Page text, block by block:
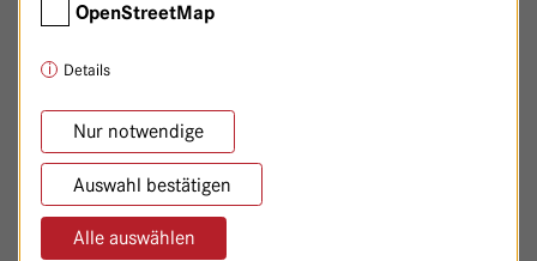
Gesellschaft Anthroposophischer Ärzte in Deutschland
Berliner Diabetesgesellschaft (BDG)
European Society of Integrative Medicine e.V. (ESIM)
Ärztinnen und Ärzte-Initiative MEZIS – mein Essen zahl‘
ich selbst e. V.
OpenStreetMap
Details
Nur notwendige
Auswahl bestätigen
Alle auswählen